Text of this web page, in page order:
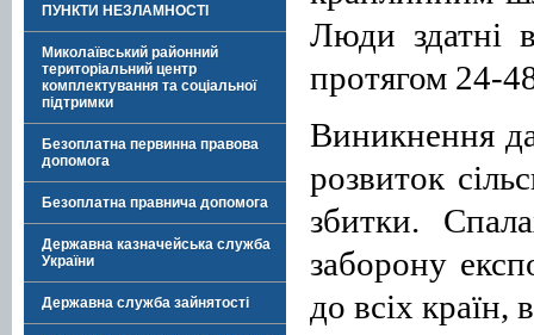
ПУНКТИ НЕЗЛАМНОСТІ
Миколаївський районний
територіальний центр
комплектування та соціальної
підтримки
Безоплатна первинна правова
допомога
Безоплатна правнича допомога
Державна казначейська служба
України
Державна служба зайнятості
Люди здатні
протягом 24-
Виникнення
розвиток
збитки.
заборону
до всіх країн,